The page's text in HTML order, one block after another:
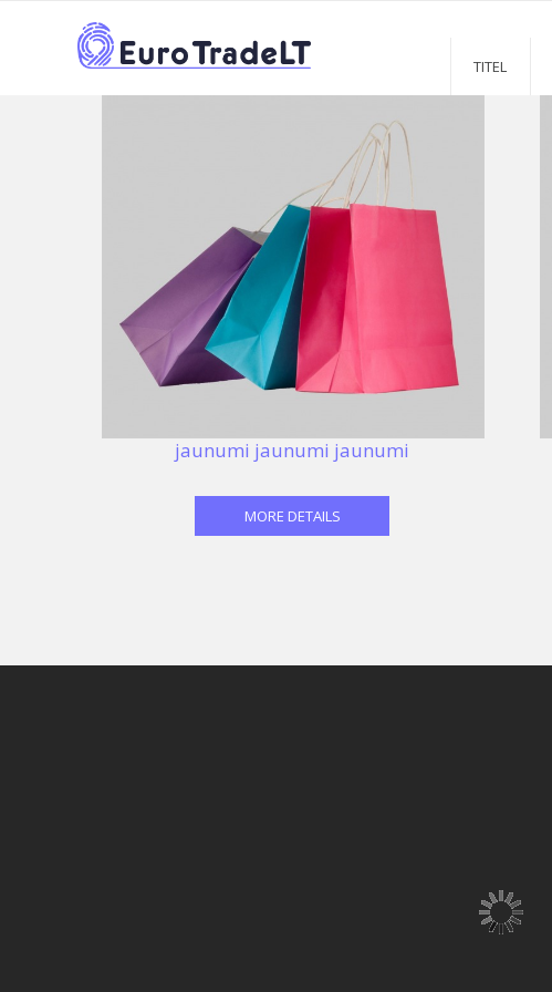
TITEL
JAUNUMI
jaunumi jaunumi jaunumi
MORE DETAILS